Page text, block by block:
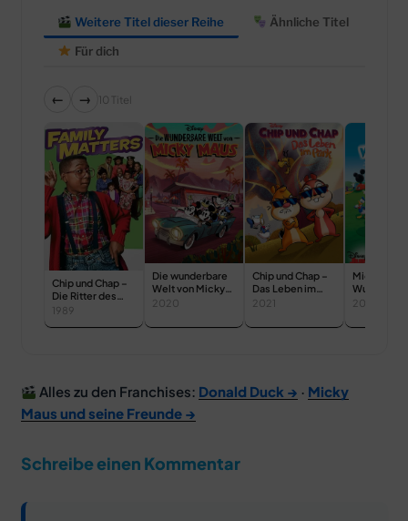
Weitere Titel dieser Reihe
Ähnliche Titel
Für dich
← → 10 Titel
Chip und Chap –
Die Ritter des
Rechts
1989
Die wunderbare
Welt von Micky
Maus
2020
Chip und Chap –
Das Leben im
Park
2021
Micky Maus
2006
Alles zu den Franchises: Donald Duck → · Micky
Maus und seine Freunde →
Schreibe einen Kommentar